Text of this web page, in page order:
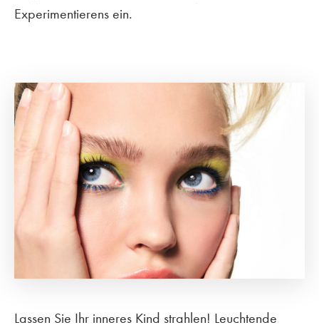
Experimentierens ein.
Lassen Sie Ihr inneres Kind strahlen! Leuchtende